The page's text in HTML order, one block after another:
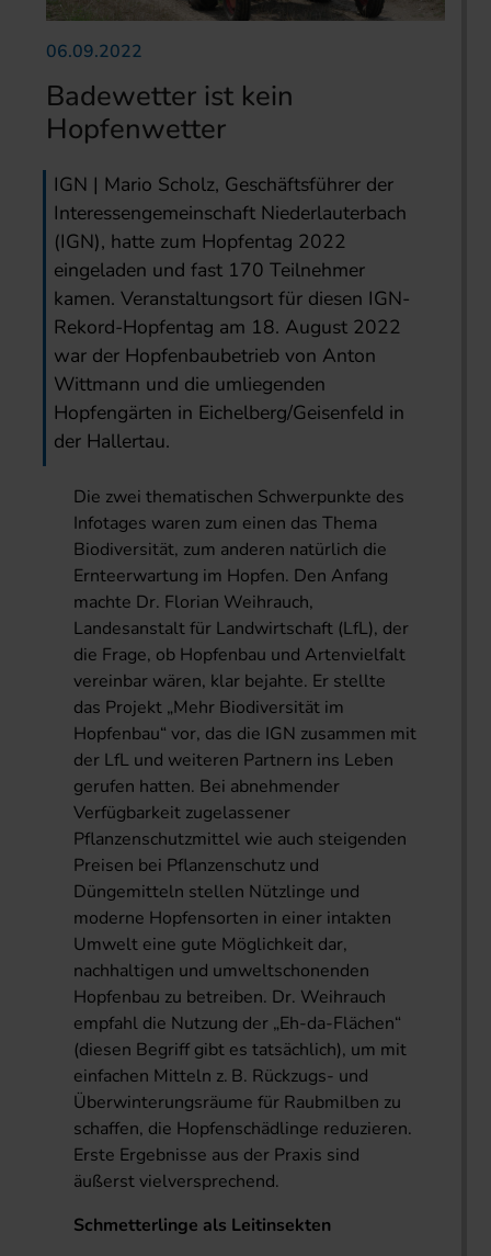
06.09.2022
Badewetter ist kein
Hopfenwetter
IGN | Mario Scholz, Geschäftsführer der
Interessengemeinschaft Niederlauterbach
(IGN), hatte zum Hopfentag 2022
eingeladen und fast 170 Teilnehmer
kamen. Veranstaltungsort für diesen IGN-
Rekord-Hopfentag am 18. August 2022
war der Hopfenbaubetrieb von Anton
Wittmann und die umliegenden
Hopfengärten in Eichelberg/Geisenfeld in
der Hallertau.
Die zwei thematischen Schwerpunkte des
Infotages waren zum einen das Thema
Biodiversität, zum anderen natürlich die
Ernteerwartung im Hopfen. Den Anfang
machte Dr. Florian Weihrauch,
Landesanstalt für Landwirtschaft (LfL), der
die Frage, ob Hopfenbau und Artenvielfalt
vereinbar wären, klar bejahte. Er stellte
das Projekt „Mehr Biodiversität im
Hopfenbau“ vor, das die IGN zusammen mit
der LfL und weiteren Partnern ins Leben
gerufen hatten. Bei abnehmender
Verfügbarkeit zugelassener
Pflanzenschutzmittel wie auch steigenden
Preisen bei Pflanzenschutz und
Düngemitteln stellen Nützlinge und
moderne Hopfensorten in einer intakten
Umwelt eine gute Möglichkeit dar,
nachhaltigen und umweltschonenden
Hopfenbau zu betreiben. Dr. Weihrauch
empfahl die Nutzung der „Eh-da-Flächen“
(diesen Begriff gibt es tatsächlich), um mit
einfachen Mitteln z. B. Rückzugs- und
Überwinterungsräume für Raubmilben zu
schaffen, die Hopfenschädlinge reduzieren.
Erste Ergebnisse aus der Praxis sind
äußerst vielversprechend.
Schmetterlinge als Leitinsekten